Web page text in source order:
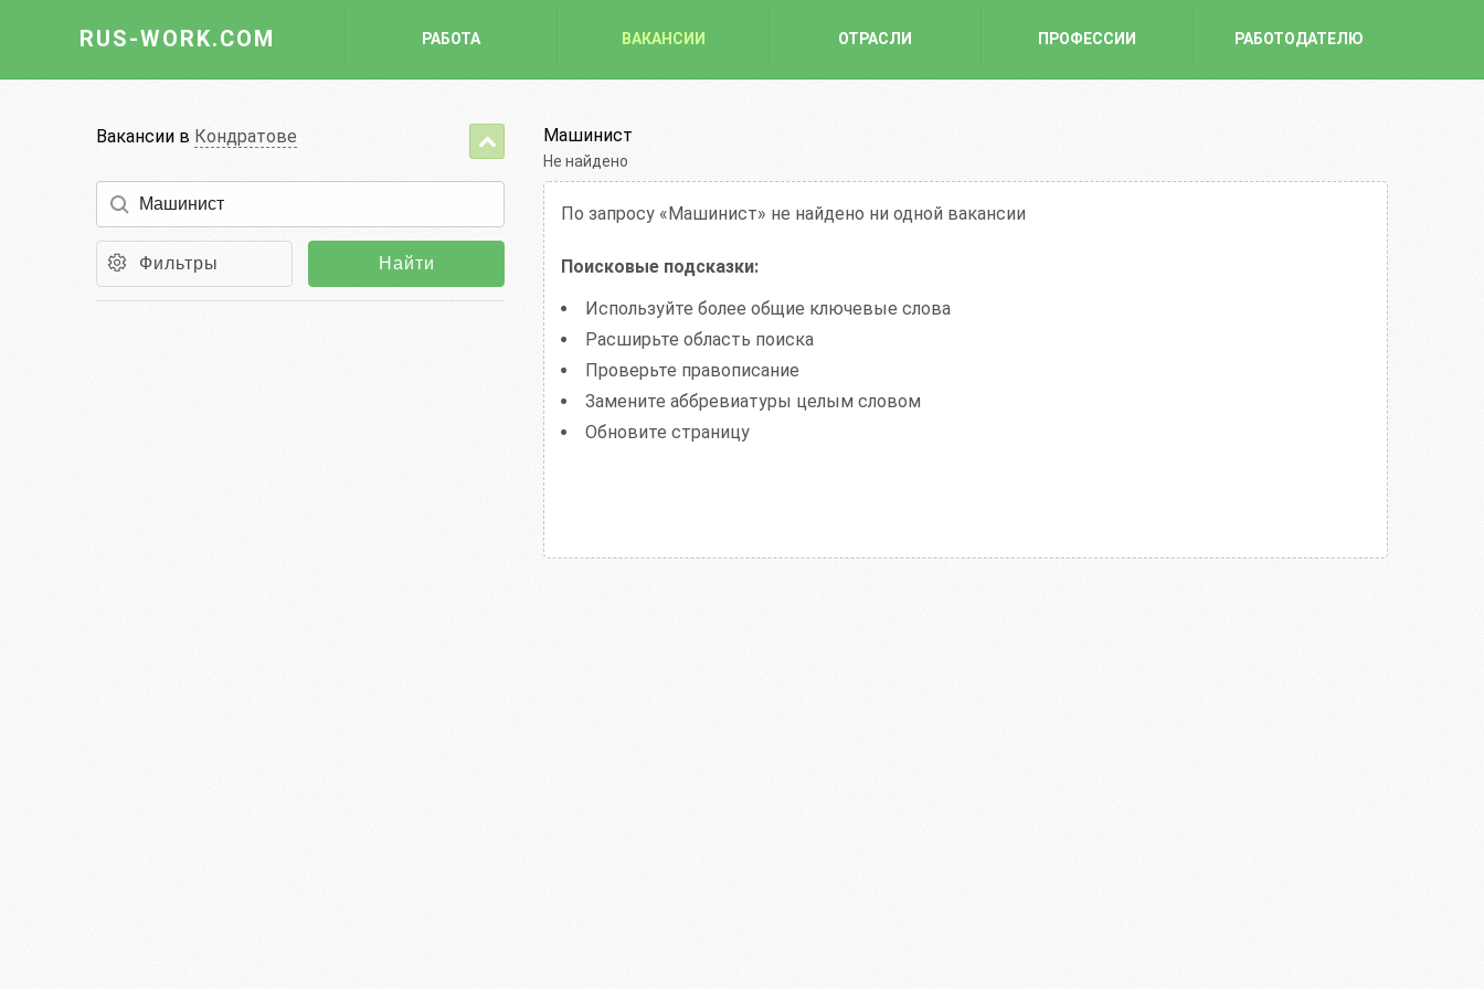
RUS-WORK.COM РАБОТА ВАКАНСИИ ОТРАСЛИ ПРОФЕССИИ РАБОТОДАТЕЛЮ
Профессии
Вакансии в Кондратове
Фильтры Найти
Машинист
Не найдено
По запросу «Машинист» не найдено ни одной вакансии
Поисковые подсказки:
Используйте более общие ключевые слова
Расширьте область поиска
Проверьте правописание
Замените аббревиатуры целым словом
Обновите страницу